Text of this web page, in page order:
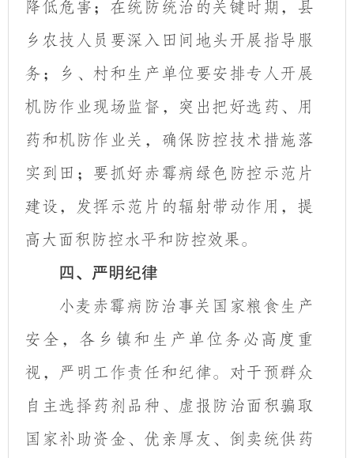
降低危害 ； 在统防统治的关键时期，县
乡农技人员要深入田间地头开展指导服
务 ； 乡 、 村和生产单位要安排专人开展
机防作业现场监督，突出把好选药、用
药和机防作业关，确保防控技术措施落
实到田 ； 要抓好赤霉病绿色防控示范片
建设，发挥示范片的辐射带动作用，提
高大面积防控水平和防控效果。
四、严明纪律
小麦赤霉病防治事关国家粮食生产
安全，各乡镇和生产单位务必高度重
视，严明工作责任和纪律。对干预群众
自主选择药剂品种、虚报防治面积骗取
国家补助资金、优亲厚友、倒卖统供药